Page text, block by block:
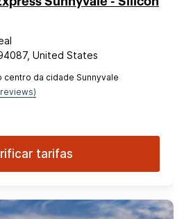
United States
centro da cidade Sunnyvale
tarifas